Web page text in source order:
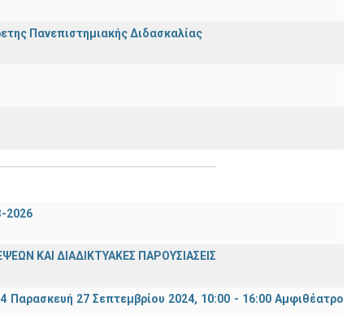
Πανεπιστημιακής Διδασκαλίας
2026
ΚΑΙ ΔΙΑΔΙΚΤΥΑΚΕΣ ΠΑΡΟΥΣΙΑΣΕΙΣ
27 Σεπτεμβρίου 2024, 10:00 - 16:00 Αμφιθέατρο